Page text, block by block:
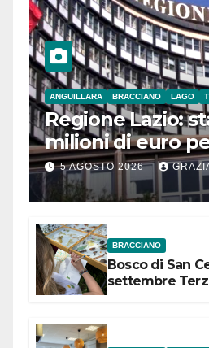
ANGUILLARA BRACCIANO LAGO
Regione Lazio:
milioni di euro
Comuni
Meridionale
5 AGOSTO 2026
BRACCIANO
Bosco di San
settembre